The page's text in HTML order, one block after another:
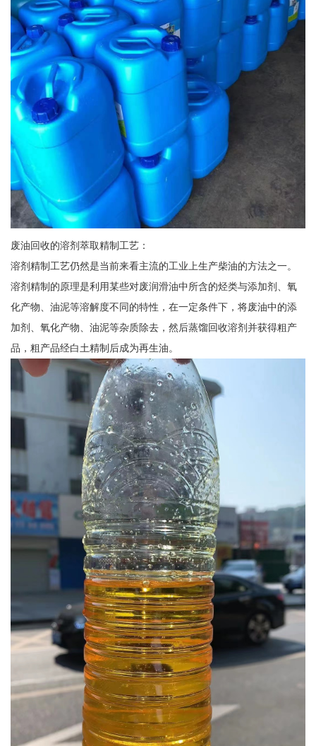
废油回收的溶剂萃取精制工艺：
溶剂精制工艺仍然是当前来看主流的工业上生产柴油的方法之一。
溶剂精制的原理是利用某些对废润滑油中所含的烃类与添加剂、氧
化产物、油泥等溶解度不同的特性，在一定条件下，将废油中的添
加剂、氧化产物、油泥等杂质除去，然后蒸馏回收溶剂并获得粗产
品，粗产品经白土精制后成为再生油。